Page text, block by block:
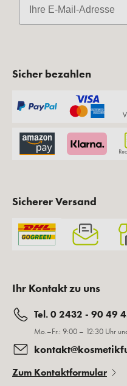
Sicher bezahlen
Sicherer Versand
Ihr Kontakt zu uns
Tel. 0 2432 - 90 49
Mo.–Fr.: 9:00 – 12:30 Uhr
Zum Kontaktformular